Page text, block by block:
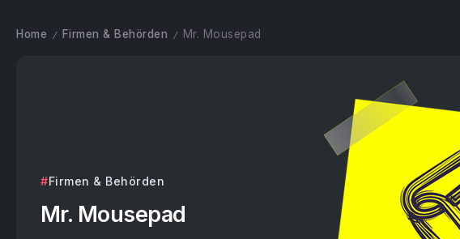
Home / Firmen & Behörden / Mr. Mousepad
Firmen & Behörden
Mr. Mousepad